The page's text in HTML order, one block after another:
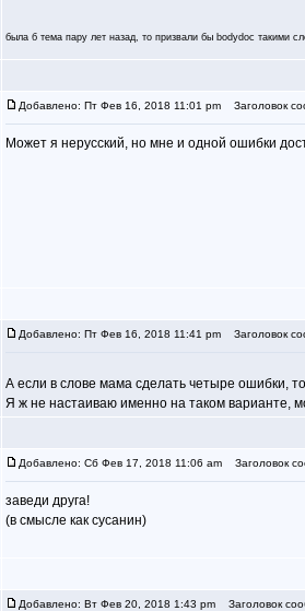
была б тема пару лет назад, то призвали бы bodydoc такими
Добавлено: Пт Фев 16, 2018 11:01 pm Заголовок
Может я нерусский, но мне и одной ошибки
Добавлено: Пт Фев 16, 2018 11:41 pm Заголовок
А если в слове мама сделать четыре ошибки,
Я ж не настаиваю именно на таком варианте,
Добавлено: Сб Фев 17, 2018 11:06 am Заголовок
заведи друга!
(в смысле как сусанин)
Добавлено: Вт Фев 20, 2018 1:43 pm Заголовок